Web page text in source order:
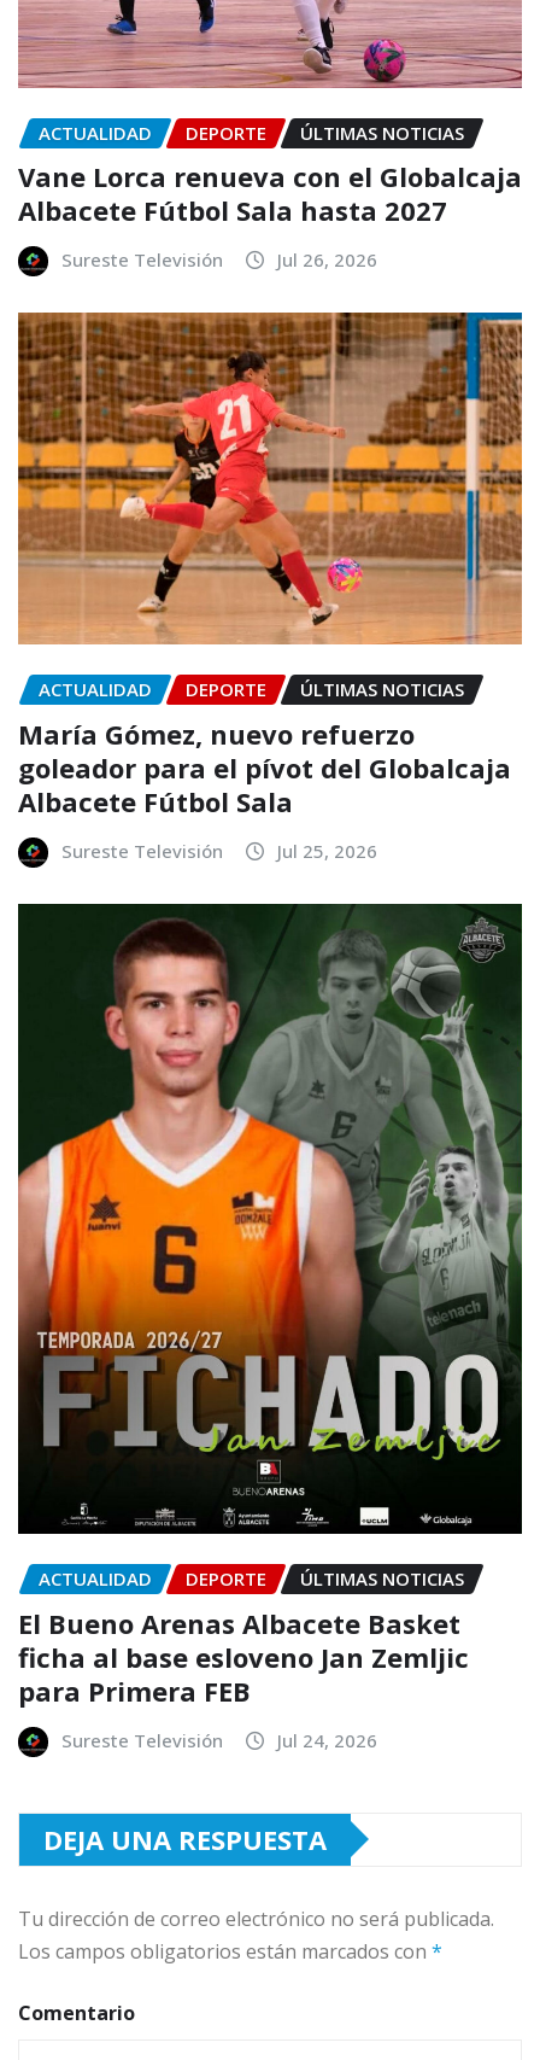
ACTUALIDAD DEPORTE ÚLTIMAS NOTICIAS
Vane Lorca renueva con el Globalcaja
Albacete Fútbol Sala hasta 2027
Sureste Televisión Jul 26, 2026
ACTUALIDAD DEPORTE ÚLTIMAS NOTICIAS
María Gómez, nuevo refuerzo
goleador para el pívot del Globalcaja
Albacete Fútbol Sala
Sureste Televisión Jul 25, 2026
ACTUALIDAD DEPORTE ÚLTIMAS NOTICIAS
El Bueno Arenas Albacete Basket
ficha al base esloveno Jan Zemljic
para Primera FEB
Sureste Televisión Jul 24, 2026
DEJA UNA RESPUESTA
Tu dirección de correo electrónico no será publicada.
Los campos obligatorios están marcados con *
Comentario